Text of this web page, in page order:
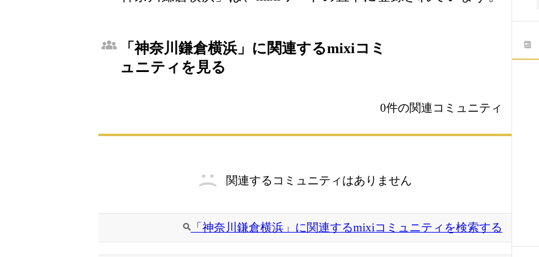
「神奈川鎌倉横浜」に関連するmixiコミ
ュニティを見る
0件の関連コミュニティ
関連するコミュニティはありません
「神奈川鎌倉横浜」に関連するmixiコミュニティを検索する